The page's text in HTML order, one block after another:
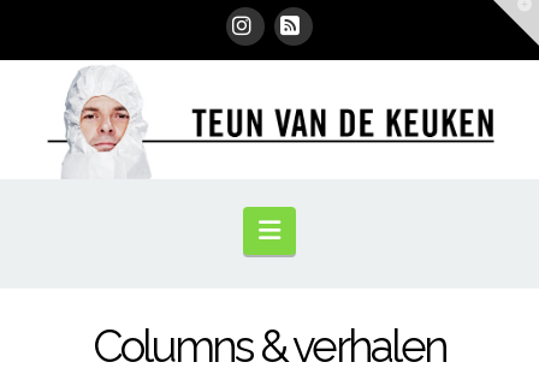
Instagram
RSS
Navigation
Columns & verhalen